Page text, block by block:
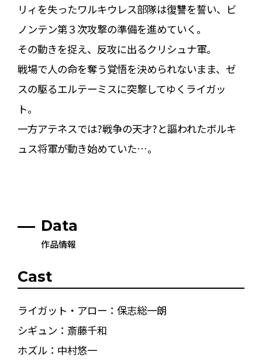
リィを失ったワルキウレス部隊は復讐を誓い、ビ
ノンテン第３次攻撃の準備を進めていく。
その動きを捉え、反攻に出るクリシュナ軍。
戦場で人の命を奪う覚悟を決められないまま、ゼ
スの駆るエルテーミスに突撃してゆくライガッ
ト。
一方アテネスでは?戦争の天才?と謳われたボルキ
ュス将軍が動き始めていた…。
Data
作品情報
Cast
ライガット・アロー：保志総一朗
シギュン：斎藤千和
ホズル：中村悠一